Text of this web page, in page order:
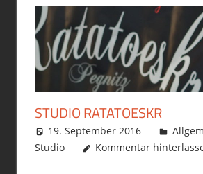
STUDIO RATATOESKR
19. September 2016
Studio
Kommentar